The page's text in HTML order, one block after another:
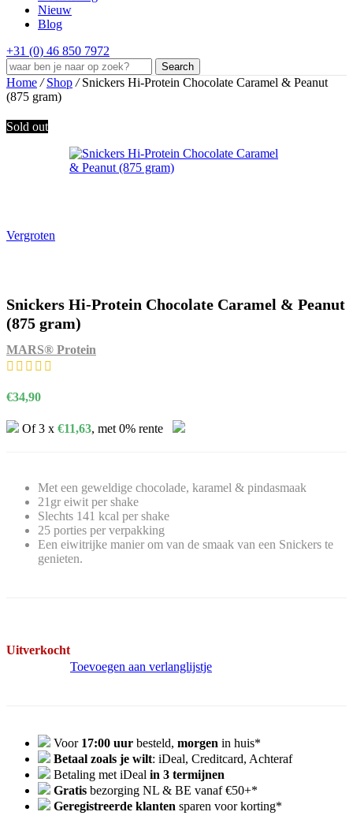
Nieuw
Blog
+31 (0) 46 850 7972
Search
Home / Shop / Snickers Hi-Protein Chocolate Caramel & Peanut
(875 gram)
Sold out
Vergroten
Snickers Hi-Protein Chocolate Caramel & Peanut
(875 gram)
MARS® Protein
€34,90
Of 3 x €11,63, met 0% rente
Met een geweldige chocolade, karamel & pindasmaak
21gr eiwit per shake
Slechts 141 kcal per shake
25 porties per verpakking
Een eiwitrijke manier om van de smaak van een Snickers te
genieten.
Uitverkocht
Toevoegen aan verlanglijstje
Voor 17:00 uur besteld, morgen in huis*
Betaal zoals je wilt: iDeal, Creditcard, Achteraf
Betaling met iDeal in 3 termijnen
Gratis bezorging NL & BE vanaf €50+*
Geregistreerde klanten sparen voor korting*